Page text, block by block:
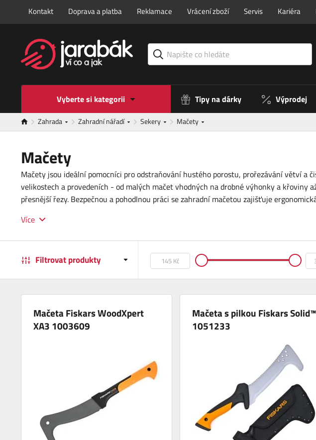
Kontakt Doprava a platba Reklamace Vrácení zboží Servis Kariéra
Vyberte si kategorii Tipy na dárky Výprodej
Zahrada Zahradní nářadí Sekery Mačety
Mačety
Mačety jsou ideální pomocníci pro odstraňování hustého porostu, prořezávání větví a
velikostech a provedeních - od malých mačet vhodných na drobné výhonky a křoviny
přesnější řezy. Bezpečnou a pohodlnou práci se zahradní mačetou zajišťuje
Více
Filtrovat produkty
Mačeta Fiskars WoodXpert
XA3 1003609
Mačeta s pilkou Fiskars Solid™
1051233